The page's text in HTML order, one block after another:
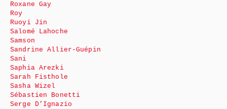
Roxane Gay
Roy
Ruoyi Jin
Salomé Lahoche
Samson
Sandrine Allier-Guépin
Sani
Saphia Arezki
Sarah Fisthole
Sasha Wizel
Sébastien Bonetti
Serge D’Ignazio